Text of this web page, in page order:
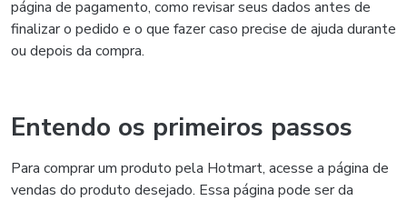
página de pagamento, como revisar seus dados antes de
finalizar o pedido e o que fazer caso precise de ajuda durante
ou depois da compra.
Entendo os primeiros passos
Para comprar um produto pela Hotmart, acesse a página de
vendas do produto desejado. Essa página pode ser da